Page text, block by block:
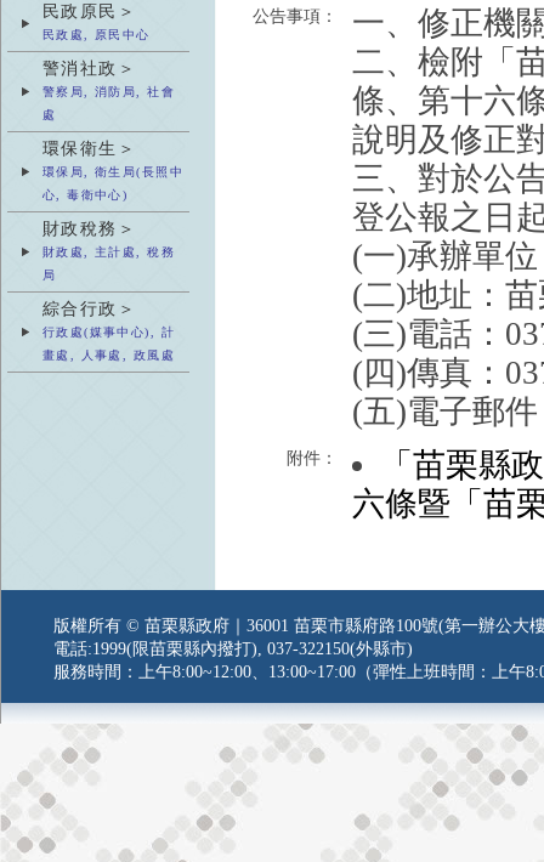
民政原民＞
民政處, 原民中心
警消社政＞
警察局, 消防局, 社會
處
環保衛生＞
環保局, 衛生局(長照中
心, 毒衛中心)
財政稅務＞
財政處, 主計處, 稅務
局
綜合行政＞
行政處(媒事中心), 計
畫處, 人事處, 政風處
公告事項：
一、修正機
二、檢附「
條、第十六
說明及修正
三、對於公
登公報之日
(一)承辦單
(二)地址：
(三)電話：
(四)傳真：
(五)電子郵
附件：
「苗栗縣
六條暨「苗
版權所有 © 苗栗縣政府｜36001 苗栗市縣府路100號(第一辦公大
電話:1999(限苗栗縣內撥打), 037-322150(外縣市)
服務時間：上午8:00~12:00、13:00~17:00（彈性上班時間：上午